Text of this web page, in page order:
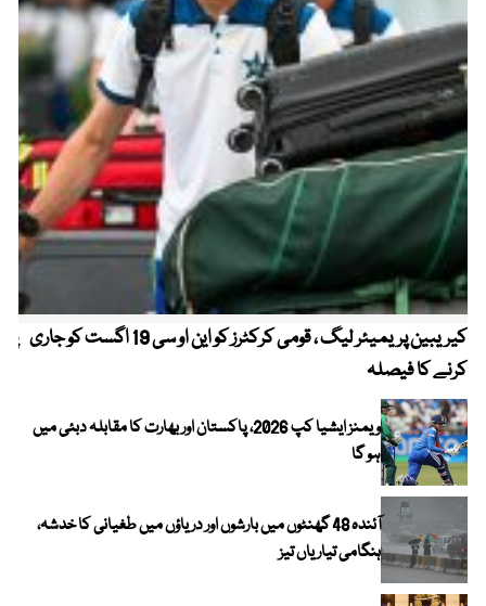
کیریبین پریمیئر لیگ ، قومی کرکٹرز کو این او سی 19 اگست کو جاری
کرنے کا فیصلہ
ویمنز ایشیا کپ 2026، پاکستان اور بھارت کا مقابلہ دبئی میں
ہو گا
آئندہ 48 گھنٹوں میں بارشوں اور دریاؤں میں طغیانی کا خدشہ،
ہنگامی تیاریاں تیز